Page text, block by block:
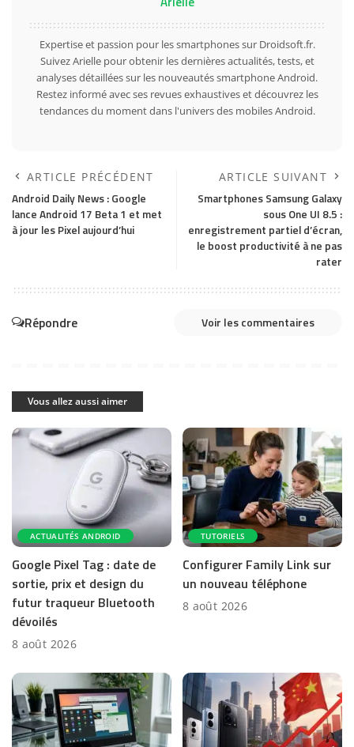
Expertise et passion pour les smartphones sur Droidsoft.fr.
Suivez Arielle pour obtenir les dernières actualités, tests, et
analyses détaillées sur les nouveautés smartphone Android.
Restez informé avec ses revues exhaustives et découvrez les
tendances du moment dans l'univers des mobiles Android.
ARTICLE PRÉCÉDENT
Android Daily News : Google
lance Android 17 Beta 1 et met
à jour les Pixel aujourd’hui
ARTICLE SUIVANT
Smartphones Samsung Galaxy
sous One UI 8.5 :
enregistrement partiel d’écran,
le boost productivité à ne pas
rater
Répondre Voir les commentaires
Vous allez aussi aimer
ACTUALITÉS ANDROID
Google Pixel Tag : date de
sortie, prix et design du
futur traqueur Bluetooth
dévoilés
8 août 2026
TUTORIELS
Configurer Family Link sur
un nouveau téléphone
8 août 2026